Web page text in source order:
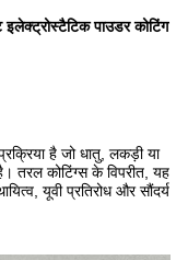
इलेक्ट्रोस्टैटिक पाउडर कोटिंग
है जो धातु, लकड़ी या
तरल कोटिंग्स के विपरीत, यह
यूवी प्रतिरोध और सौंदर्य